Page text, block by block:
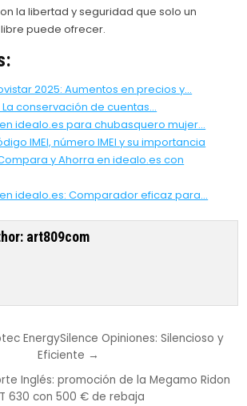
la libertad y seguridad que solo un
puede ofrecer.
2025: Aumentos en precios y…
conservación de cuentas…
idealo.es para chubasquero mujer…
IMEI, número IMEI y su importancia
y Ahorra en idealo.es con
idealo.es: Comparador eficaz para…
art809com
EnergySilence Opiniones: Silencioso y
Eficiente →
Inglés: promoción de la Megamo Ridon
630 con 500 € de rebaja